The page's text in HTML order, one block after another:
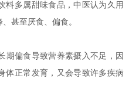
料多属甜味食品，中医认为久用
甚至厌食、偏食。
期偏食导致营养素摄入不足，因
体正常发育，又会导致许多疾病